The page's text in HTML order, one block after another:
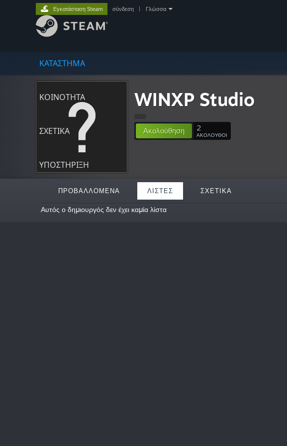
ΚΑΤΑΣΤΗΜΑ
ΚΟΙΝΟΤΗΤΑ
ΣΧΕΤΙΚΆ
ΥΠΟΣΤΗΡΙΞΗ
Εγκατάσταση Steam σύνδεση Γλώσσα
WINXP Studio
Ακολούθηση 2
ΑΚΟΛΟΥΘΟΙ
ΠΡΟΒΑΛΛΌΜΕΝΑ ΛΊΣΤΕΣ ΣΧΕΤΙΚΆ
Αυτός ο δημιουργός δεν έχει καμία λίστα